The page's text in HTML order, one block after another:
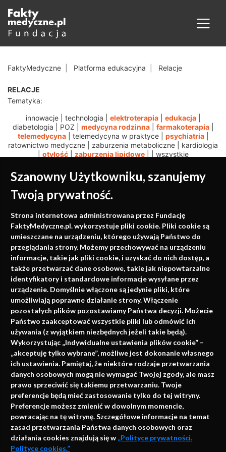
Szanowny Użytkowniku, szanujemy
Twoją prywatność.
Strona internetowa administrowana przez Fundację
FaktyMedyczne.pl. wykorzystuje pliki cookie. Pliki cookie są
umieszczane na urządzeniu, którego używają Państwo do
przeglądania strony. Możemy przechowywać na urządzeniu
informacje, takie jak pliki cookie, i uzyskać do nich dostęp, a
także przetwarzać dane osobowe, takie jak niepowtarzalne
identyfikatory i standardowe informacje wysyłane przez
urządzenie. Domyślnie włączone są jedynie pliki, które
umożliwiają poprawne działanie strony. Włączenie
pozostałych plików pozostawiamy Państwa decyzji. Możecie
Państwo zaakceptować wszystkie pliki lub odmówić ich
używania (z wyjątkiem niezbędnych jeżeli takie będą).
Wykorzystując „Indywidualne ustawienia plików cookie” –
„akceptuję tylko wybrane”, możliwe jest dokonanie własnego
ich ustawienia. Pamiętaj, że niektóre rodzaje przetwarzania
danych osobowych mogą nie wymagać Twojej zgody, ale masz
prawo sprzeciwić się takiemu przetwarzaniu. Twoje
preferencje będą mieć zastosowanie tylko do tej witryny.
Preferencje możesz zmienić w dowolnym momencie,
powracając na tę witrynę. Szczegółowe informacje na temat
zasad przetwarzania Państwa danych osobowych oraz
działania cookies znajdują się w „Polityce prywatności.
Polityce cookies.”
FaktyMedyczne Platforma edukacyjna Relacje
RELACJE
Tematyka:
innowacje| technologia elektroterapia| edukacja|
diabetologia
POZ medycyna rodzinna| farmakoterapia|
telemedycyna| telemedycyna w praktyce| psychiatria|
ratownictwo medyczne
zaburzenia metaboliczne
kardiologia
otyłość| zaburzenia lipidowe| wszystkie
Medycyna oparta na
faktach
Konferencje, szkolenia, e-learning, wydawnictwo
Napisz do nas
info@faktymedyczne.pl
ul. Towarowa 2
43-460 Wisła
Redakcja medyczna:
ul. Wolności 338b